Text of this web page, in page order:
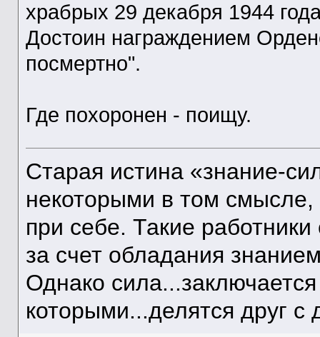
храбрых 29 декабря 1944
Достоин награждением
посмертно".
Где похоронен - поищу.
Старая истина «знание-
некоторыми в том смысле,
при себе. Такие
за счет обладания
Однако
которыми...делятся друг с